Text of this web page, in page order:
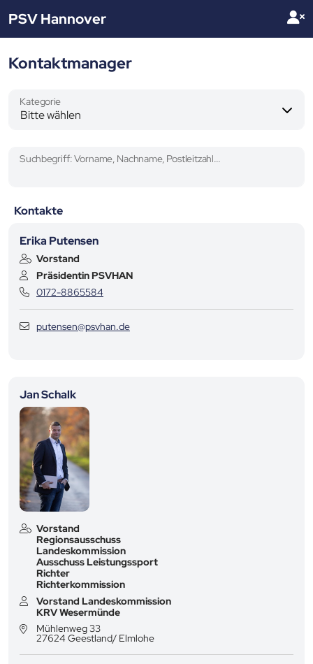
PSV Hannover
Kontaktmanager
Kategorie
Suchbegriff: Vorname, Nachname, Postleitzahl...
Kontakte
Erika Putensen
Vorstand
Präsidentin PSVHAN
0172-8865584
putensen@psvhan.de
Jan Schalk
Vorstand
Regionsausschuss
Landeskommission
Ausschuss Leistungssport
Richter
Richterkommission
Vorstand Landeskommission
KRV Wesermünde
Mühlenweg 33
27624 Geestland/ Elmlohe